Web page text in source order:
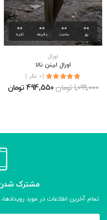
00
روز
00
ساعت
00
دقیقه
00
ثانیه
اورال
اورال لينن نالا
(0 نظر )
1٬099٬000 تومان 494٬550 تومان
مشترک شدن
تمام آخرین اطلاعات در مورد